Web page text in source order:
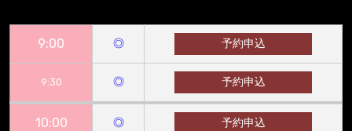
9:00 ◎ 予約申込
9:30 ◎ 予約申込
10:00 ◎ 予約申込